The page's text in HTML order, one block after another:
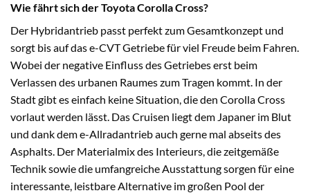
Wie fährt sich der Toyota Corolla Cross?
Der Hybridantrieb passt perfekt zum Gesamtkonzept und
sorgt bis auf das e-CVT Getriebe für viel Freude beim Fahren.
Wobei der negative Einfluss des Getriebes erst beim
Verlassen des urbanen Raumes zum Tragen kommt. In der
Stadt gibt es einfach keine Situation, die den Corolla Cross
vorlaut werden lässt. Das Cruisen liegt dem Japaner im Blut
und dank dem e-Allradantrieb auch gerne mal abseits des
Asphalts. Der Materialmix des Interieurs, die zeitgemäße
Technik sowie die umfangreiche Ausstattung sorgen für eine
interessante, leistbare Alternative im großen Pool der